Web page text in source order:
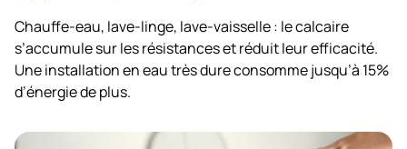
Chauffe-eau, lave-linge, lave-vaisselle : le calcaire
s’accumule sur les résistances et réduit leur efficacité.
Une installation en eau très dure consomme jusqu’à 15%
d’énergie de plus.